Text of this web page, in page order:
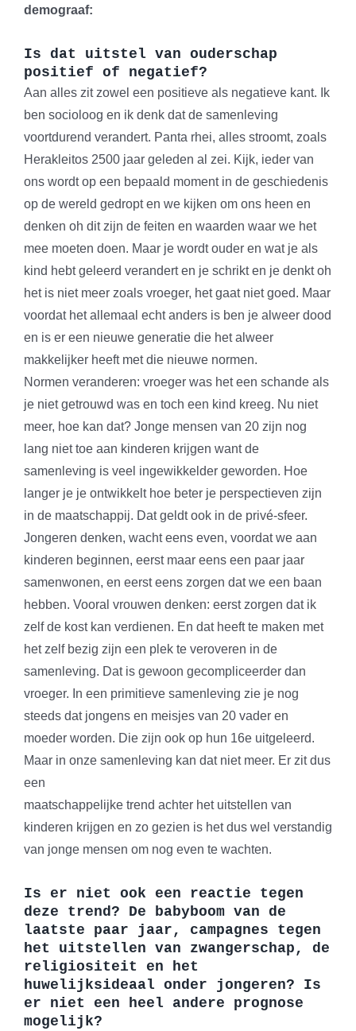
demograaf:
Is dat uitstel van ouderschap
positief of negatief?
Aan alles zit zowel een positieve als negatieve kant. Ik
ben socioloog en ik denk dat de samenleving
voortdurend verandert. Panta rhei, alles stroomt, zoals
Herakleitos 2500 jaar geleden al zei. Kijk, ieder van
ons wordt op een bepaald moment in de geschiedenis
op de wereld gedropt en we kijken om ons heen en
denken oh dit zijn de feiten en waarden waar we het
mee moeten doen. Maar je wordt ouder en wat je als
kind hebt geleerd verandert en je schrikt en je denkt oh
het is niet meer zoals vroeger, het gaat niet goed. Maar
voordat het allemaal echt anders is ben je alweer dood
en is er een nieuwe generatie die het alweer
makkelijker heeft met die nieuwe normen.
Normen veranderen: vroeger was het een schande als
je niet getrouwd was en toch een kind kreeg. Nu niet
meer, hoe kan dat? Jonge mensen van 20 zijn nog
lang niet toe aan kinderen krijgen want de
samenleving is veel ingewikkelder geworden. Hoe
langer je je ontwikkelt hoe beter je perspectieven zijn
in de maatschappij. Dat geldt ook in de privé-sfeer.
Jongeren denken, wacht eens even, voordat we aan
kinderen beginnen, eerst maar eens een paar jaar
samenwonen, en eerst eens zorgen dat we een baan
hebben. Vooral vrouwen denken: eerst zorgen dat ik
zelf de kost kan verdienen. En dat heeft te maken met
het zelf bezig zijn een plek te veroveren in de
samenleving. Dat is gewoon gecompliceerder dan
vroeger. In een primitieve samenleving zie je nog
steeds dat jongens en meisjes van 20 vader en
moeder worden. Die zijn ook op hun 16e uitgeleerd.
Maar in onze samenleving kan dat niet meer. Er zit dus
een
maatschappelijke trend achter het uitstellen van
kinderen krijgen en zo gezien is het dus wel verstandig
van jonge mensen om nog even te wachten.
Is er niet ook een reactie tegen
deze trend? De babyboom van de
laatste paar jaar, campagnes tegen
het uitstellen van zwangerschap, de
religiositeit en het
huwelijksideaal onder jongeren? Is
er niet een heel andere prognose
mogelijk?